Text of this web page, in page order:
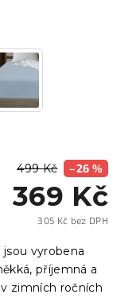
499 Kč –26 %
369 Kč
305 Kč bez DPH
jsou vyrobena
příjemná a
zimních ročních